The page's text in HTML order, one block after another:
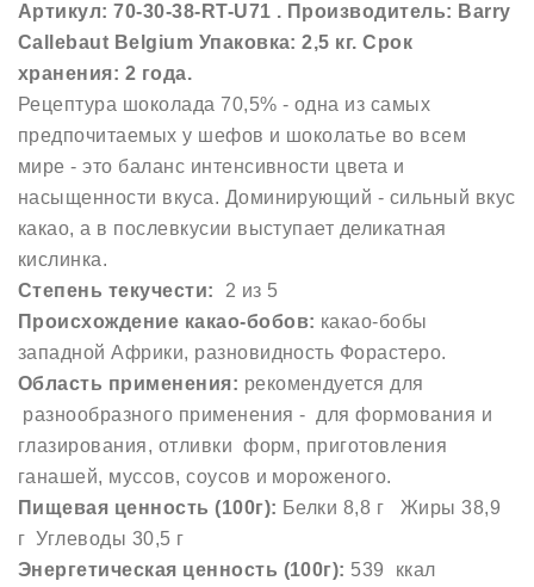
Артикул: 70-30-38-RT-U71 . Производитель: Barry
Callebaut Belgium Упаковка: 2,5 кг. Срок
хранения: 2 года.
Рецептура шоколада 70,5% - одна из самых
предпочитаемых у шефов и шоколатье во всем
мире - это баланс интенсивности цвета и
насыщенности вкуса. Доминирующий - сильный вкус
какао, а в послевкусии выступает деликатная
кислинка.
Степень текучести: 2 из 5
Происхождение какао-бобов: какао-бобы
западной Африки, разновидность Форастеро.
Область применения: рекомендуется для
разнообразного применения - для формования и
глазирования, отливки форм, приготовления
ганашей, муссов, соусов и мороженого.
Пищевая ценность (100г): Белки 8,8 г Жиры 38,9
г Углеводы 30,5 г
Энергетическая ценность (100г): 539 ккал